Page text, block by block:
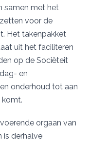
samen met het
voor de
Het takenpakket
uit het faciliteren
op de Sociëteit
en
onderhoud tot aan
komt.
orgaan van
is derhalve